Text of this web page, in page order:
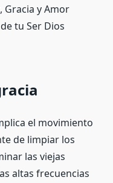
Gracia y Amor
tu Ser Dios
el movimiento
de limpiar los
las viejas
altas frecuencias